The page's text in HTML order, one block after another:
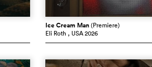
Ice Cream Man(Premiere)
Eli Roth , USA 2026